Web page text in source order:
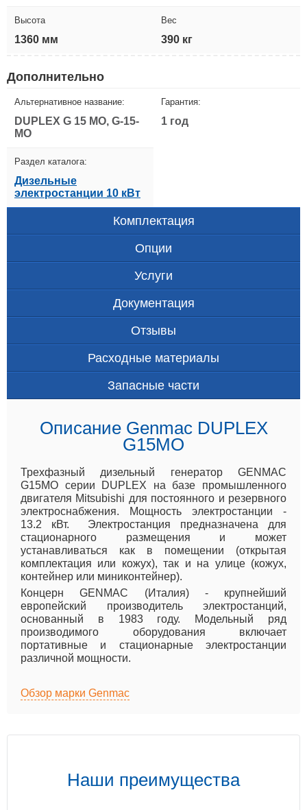
Высота
1360 мм
Вес
390 кг
Дополнительно
Альтернативное название:
DUPLEX G 15 MO, G-15-
MO
Гарантия:
1 год
Раздел каталога:
Дизельные
электростанции 10 кВт
Комплектация
Опции
Услуги
Документация
Отзывы
Расходные материалы
Запасные части
Описание Genmac DUPLEX
G15MO
Трехфазный дизельный генератор GENMAC
G15MO серии DUPLEX на базе промышленного
двигателя Mitsubishi для постоянного и резервного
электроснабжения. Мощность электростанции -
13.2 кВт. Электростанция предназначена для
стационарного размещения и может
устанавливаться как в помещении (открытая
комплектация или кожух), так и на улице (кожух,
контейнер или миниконтейнер).
Концерн GENMAC (Италия) - крупнейший
европейский производитель электростанций,
основанный в 1983 году. Модельный ряд
производимого оборудования включает
портативные и стационарные электростанции
различной мощности.
Обзор марки Genmac
Наши преимущества